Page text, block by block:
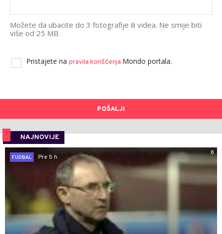
Možete da ubacite do 3 fotografije ili videa. Ne smije biti
više od 25 MB.
Pristajete na pravila korišćenja Mondo portala.
POŠALJI
NAJNOVIJE
0
FUDBAL
Pre 5 h